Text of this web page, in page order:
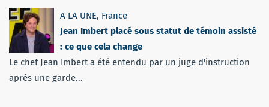
A LA UNE, France
Jean Imbert placé sous statut de témoin assisté
: ce que cela change
Le chef Jean Imbert a été entendu par un juge d'instruction
après une garde...